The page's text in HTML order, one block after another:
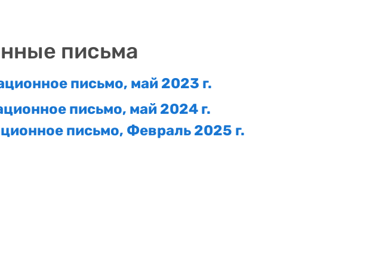
письма
письмо, май 2023 г.
письмо, май 2024 г.
письмо, Февраль 2025 г.